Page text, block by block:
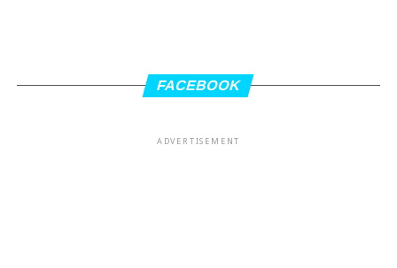
FACEBOOK
ADVERTISEMENT